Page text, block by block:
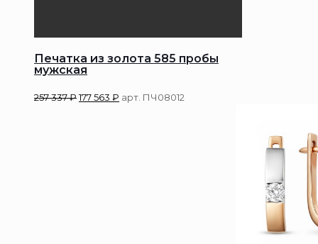
Печатка из золота 585 пробы
мужская
257 337₽177 563 ₽ арт. ПЧ08012